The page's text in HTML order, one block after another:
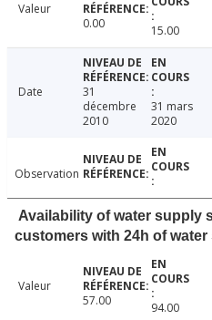
Valeur
0.00
15.00
Date
31
décembre
2010
31 mars
2020
Observation
Availability of water supply
customers with 24h of
Valeur
57.00
94.00